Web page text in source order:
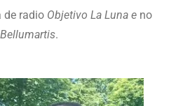
de radio Objetivo La Luna e no
Bellumartis.